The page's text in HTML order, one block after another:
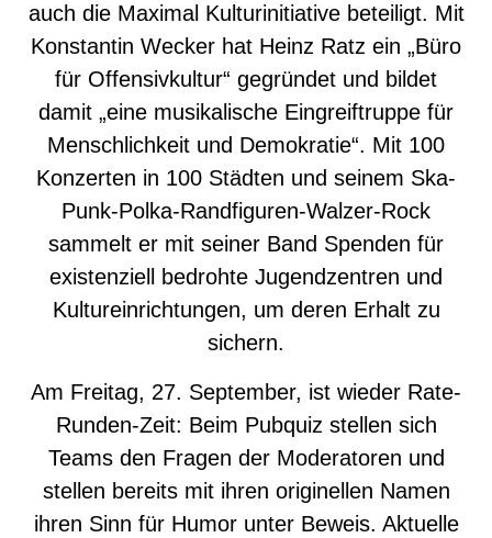
auch die Maximal Kulturinitiative beteiligt. Mit
Konstantin Wecker hat Heinz Ratz ein „Büro
für Offensivkultur“ gegründet und bildet
damit „eine musikalische Eingreiftruppe für
Menschlichkeit und Demokratie“. Mit 100
Konzerten in 100 Städten und seinem Ska-
Punk-Polka-Randfiguren-Walzer-Rock
sammelt er mit seiner Band Spenden für
existenziell bedrohte Jugendzentren und
Kultureinrichtungen, um deren Erhalt zu
sichern.
Am Freitag, 27. September, ist wieder Rate-
Runden-Zeit: Beim Pubquiz stellen sich
Teams den Fragen der Moderatoren und
stellen bereits mit ihren originellen Namen
ihren Sinn für Humor unter Beweis. Aktuelle